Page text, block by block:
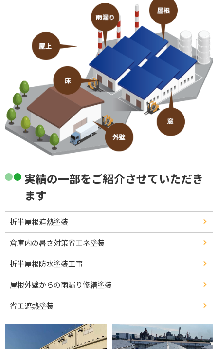
実績の一部をご紹介させていただき
ます
折半屋根遮熱塗装
倉庫内の暑さ対策省エネ塗装
折半屋根防水塗装工事
屋根外壁からの雨漏り修繕塗装
省エ遮熱塗装